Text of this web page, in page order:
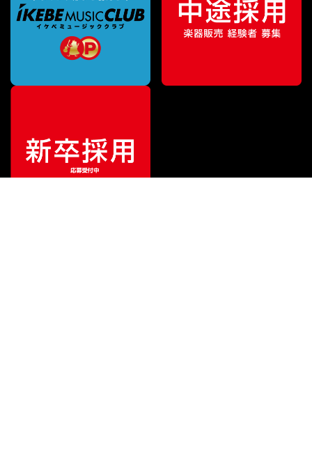
販売価格¥1,408,000（税込）